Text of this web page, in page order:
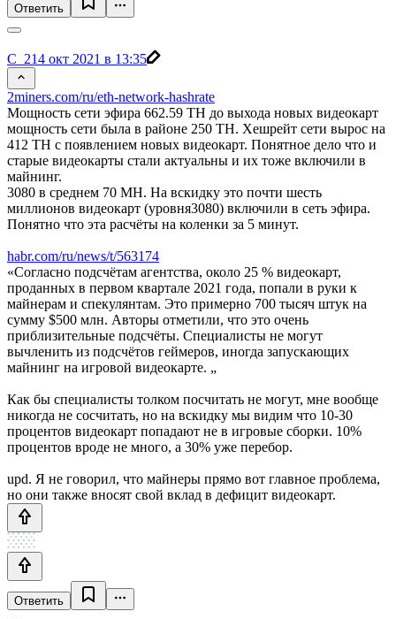
Ответить
C_214 окт 2021 в 13:35
2miners.com/ru/eth-network-hashrate
Мощность сети эфира 662.59 TH до выхода новых видеокарт
мощность сети была в районе 250 TH. Хешрейт сети вырос на
412 TH с появлением новых видеокарт. Понятное дело что и
старые видеокарты стали актуальны и их тоже включили в
майнинг.
3080 в среднем 70 MH. На вскидку это почти шесть
миллионов видеокарт (уровня3080) включили в сеть эфира.
Понятно что эта расчёты на коленки за 5 минут.
habr.com/ru/news/t/563174
«Согласно подсчётам агентства, около 25 % видеокарт,
проданных в первом квартале 2021 года, попали в руки к
майнерам и спекулянтам. Это примерно 700 тысяч штук на
сумму $500 млн. Авторы отметили, что это очень
приблизительные подсчёты. Специалисты не могут
вычленить из подсчётов геймеров, иногда запускающих
майнинг на игровой видеокарте. „
Как бы специалисты толком посчитать не могут, мне вообще
никогда не сосчитать, но на вскидку мы видим что 10-30
процентов видеокарт попадают не в игровые сборки. 10%
процентов вроде не много, а 30% уже перебор.
upd. Я не говорил, что майнеры прямо вот главное проблема,
но они также вносят свой вклад в дефицит видеокарт.
Ответить